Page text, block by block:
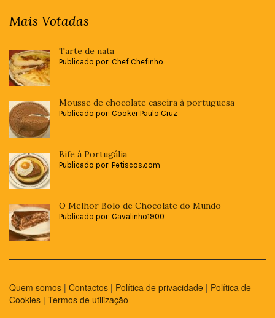
Mais Votadas
Tarte de nata
Publicado por: Chef Chefinho
Mousse de chocolate caseira à portuguesa
Publicado por: Cooker Paulo Cruz
Bife à Portugália
Publicado por: Petiscos.com
O Melhor Bolo de Chocolate do Mundo
Publicado por: Cavalinho1900
Quem somos | Contactos | Política de privacidade | Política de
Cookies | Termos de utilização